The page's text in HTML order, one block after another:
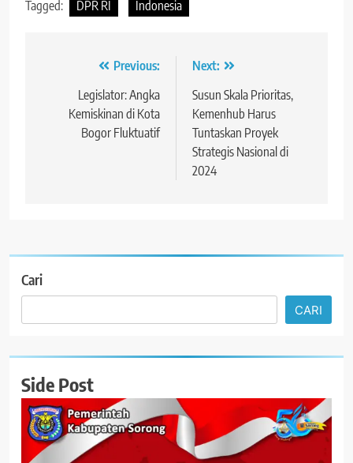
Tagged: DPR RI Indonesia
Navigasi Previous:
Legislator: Angka
Kemiskinan di Kota
Bogor Fluktuatif
Next:
Susun Skala Prioritas,
Kemenhub Harus
Tuntaskan Proyek
Strategis Nasional di
2024
Cari
CARI
Side Post